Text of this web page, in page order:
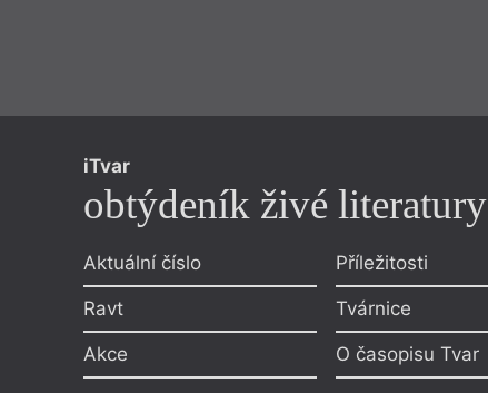
iTvar
obtýdeník živé literatury
Aktuální číslo
Ravt
Akce
Příležitosti
Tvárnice
O časopisu Tvar